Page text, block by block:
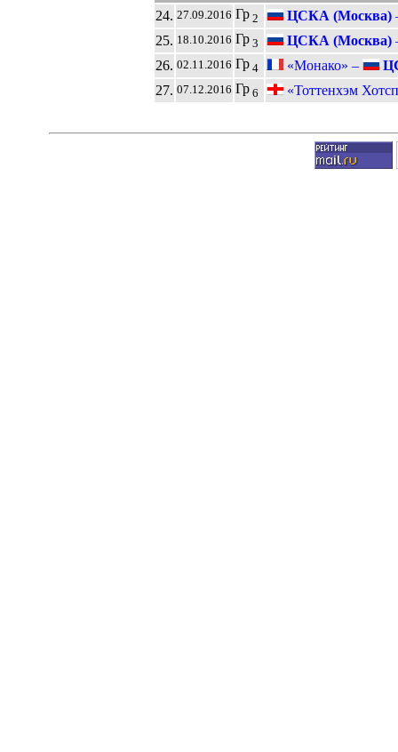
24. 27.09.2016 Гр2 ЦСКА (Москва)
25. 18.10.2016 Гр3 ЦСКА (Москва)
26. 02.11.2016 Гр4 «Монако» –
27. 07.12.2016 Гр6 «Тоттенхэм